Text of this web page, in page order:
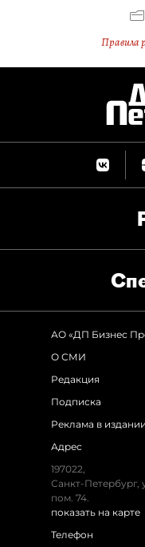
Правила
АО «ДП Бизнес
О СМИ
Редакция
Подписка
Реклама в издании
Адрес
197022,
Санкт-Петербург,
пом. 74.
показать на карте
Телефон